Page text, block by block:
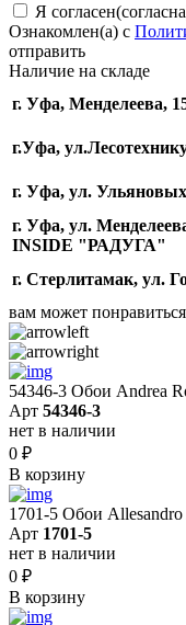
Я
Ознакомлен(а) с
отправить
Наличие на складе
г. Уфа, Менделеева,
г.Уфа,
г. Уфа, ул.
г. Уфа, ул.
INSIDE "РАДУГА"
г. Стерлитамак, ул.
вам может понравиться
54346-3 Обои Andrea
Арт 54346-3
нет в наличии
0 ₽
В корзину
1701-5 Обои
Арт 1701-5
нет в наличии
0 ₽
В корзину